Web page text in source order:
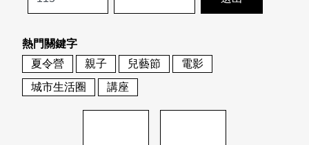
地圖搜尋
關於我們
刊物索取地點
會員基本資料
刊登活動
網站導覽 English
日本語 登入/註冊
熱門關鍵字
夏令營
親子 兒藝節
電影
城市生活圈
講座